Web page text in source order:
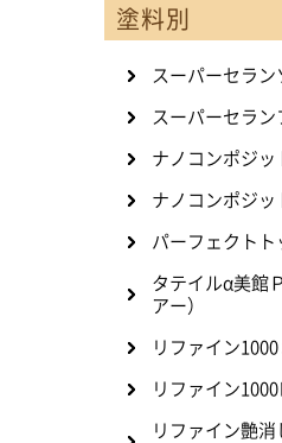
塗料別
スーパーセラン
スーパーセラン
ナノコンポジッ
ナノコンポジッ
パーフェクトト
タテイルα美館
アー）
リファイン
リファイン
リファイン艶消